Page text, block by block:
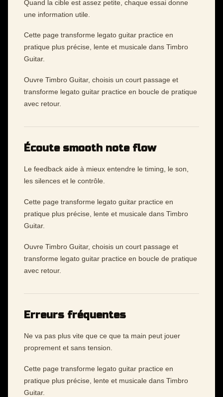
Quand la cible est assez petite, chaque essai donne
une information utile.
Cette page transforme legato guitar practice en
pratique plus précise, lente et musicale dans Timbro
Guitar.
Ouvre Timbro Guitar, choisis un court passage et
transforme legato guitar practice en boucle de pratique
avec retour.
Écoute smooth note flow
Le feedback aide à mieux entendre le timing, le son,
les silences et le contrôle.
Cette page transforme legato guitar practice en
pratique plus précise, lente et musicale dans Timbro
Guitar.
Ouvre Timbro Guitar, choisis un court passage et
transforme legato guitar practice en boucle de pratique
avec retour.
Erreurs fréquentes
Ne va pas plus vite que ce que ta main peut jouer
proprement et sans tension.
Cette page transforme legato guitar practice en
pratique plus précise, lente et musicale dans Timbro
Guitar.